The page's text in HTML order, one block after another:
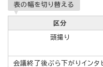
表の幅を切り替える
区分
頭撮り
会議終了後ぶら下がりインタ